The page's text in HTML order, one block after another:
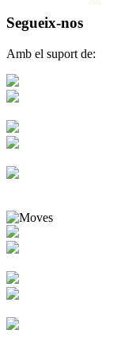
Segueix-nos
Amb el suport de: